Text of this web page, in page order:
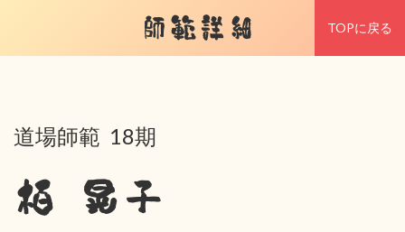
師範詳細 TOPに戻る
道場師範 18期
栢 晃子